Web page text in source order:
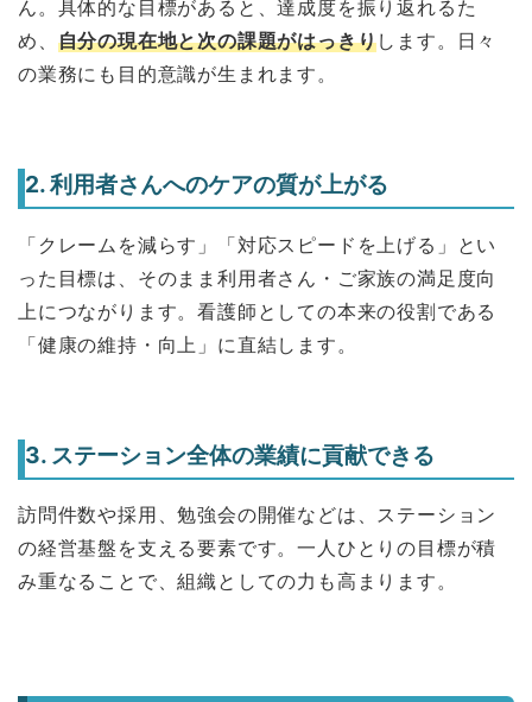
ん。具体的な目標があると、達成度を振り返れるた
め、 自分の現在地と次の課題がはっきりします。日々
の業務にも目的意識が生まれます。
2. 利用者さんへのケアの質が上がる
「クレームを減らす」「対応スピードを上げる」とい
った目標は、そのまま利用者さん・ご家族の満足度向
上につながります。看護師としての本来の役割である
「健康の維持・向上」に直結します。
3. ステーション全体の業績に貢献できる
訪問件数や採用、勉強会の開催などは、ステーション
の経営基盤を支える要素です。一人ひとりの目標が積
み重なることで、組織としての力も高まります。